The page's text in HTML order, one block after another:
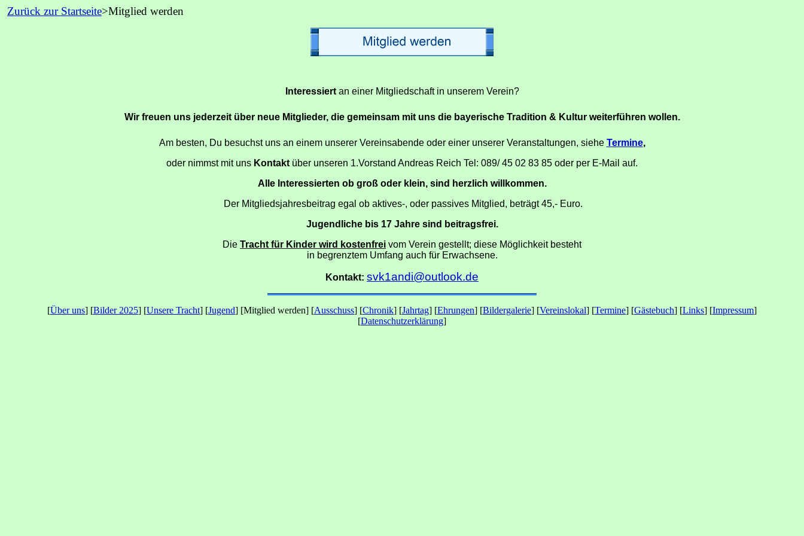
Zurück zur Startseite>Mitglied werden
Interessiertan einer Mitgliedschaft in unserem Verein?
Wir freuen uns jederzeit über neue Mitglieder, die gemeinsam mit uns die bayerische Tradition & Kultur weiterführen wollen.
Am besten, Du besuchst uns an einem unserer Vereinsabende oder einer unserer Veranstaltungen, siehe Termine,
oder nimmst mit uns Kontakt über unseren 1.Vorstand Andreas Reich Tel: 089/ 45 02 83 85 oder per E-Mail auf.
Alle Interessierten ob groß oder klein, sind herzlich willkommen.
Der Mitgliedsjahresbeitrag egal ob aktives-, oder passives Mitglied, beträgt 45,- Euro.
Jugendliche bis 17 Jahre sind beitragsfrei.
Die Tracht für Kinder wird kostenfrei vom Verein gestellt; diese Möglichkeit besteht
in begrenztem Umfang auch für Erwachsene.
Kontakt: svk1andi@outlook.de
[Über uns] [Bilder 2025] [Unsere Tracht] [Jugend] [Mitglied werden] [Ausschuss] [Chronik] [Jahrtag] [Ehrungen] [Bildergalerie] [Vereinslokal] [Termine] [Gästebuch] [Links] [Impressum]
[Datenschutzerklärung]